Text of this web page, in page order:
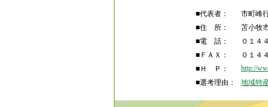
■代表者：
市町峰
■住 所：
苫小牧
■電 話：
０１４
■ＦＡＸ：
０１４
■Ｈ Ｐ：
http://
■選考理由：
地域特